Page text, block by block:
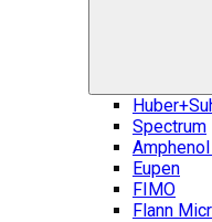
Spectrum
Eupen
FIMO
Flann